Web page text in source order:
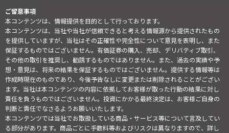
ご留意事項
本コンテンツは、情報提供を目的として行っております。
本コンテンツは、当社や当社が信頼できると考える情報源から提供されたもの
を提供していますが、当社はその正確性や完全性について意見を表明し、また
保証するものではございません。有価証券の購入、売却、デリバティブ取引、
その他の取引を推奨し、勧誘するものではありません。また、過去の実績や予
想・意見は、将来の結果を保証するものではございません。提供する情報等は
作成時現在のものであり、今後予告なしに変更または削除されることがござい
ます。当社は本コンテンツの内容に依拠してお客様が取った行動の結果に対し
責任を負うものではございません。投資にかかる最終決定は、お客様ご自身の
判断と責任でなさるようお願いいたします。
本コンテンツでは当社でお取扱している商品・サービス等について言及してい
る部分があります。商品ごとに手数料等およびリスクは異なりますので、詳し